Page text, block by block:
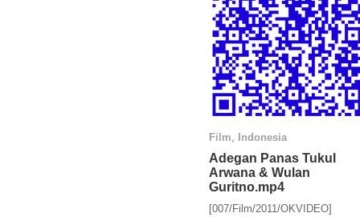
Film, Indonesia
Adegan Panas Tukul
Arwana & Wulan
Guritno.mp4
[007/Film/2011/OKVIDEO]
Film Indonesia
Adegan Panas Tukul
Arwana & Wulan
Guritno.mp4